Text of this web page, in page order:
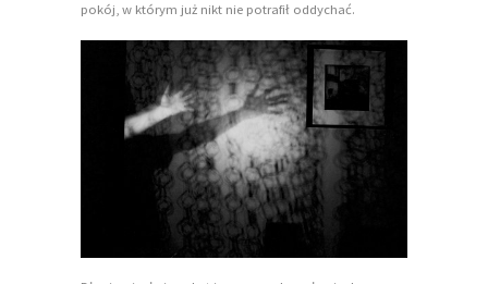
pokój, w którym już nikt nie potrafił oddychać.